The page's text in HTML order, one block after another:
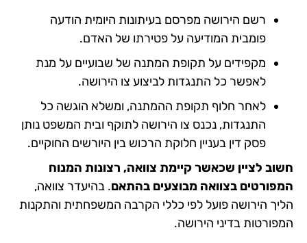
רשם הירושה מפרסם בעיתונות היומית הודעה
פומבית המודיעה על פטירתו של האדם.
מקפידים על תקופת המתנה של שבועיים על מנת
לאפשר כל התנגדות לביצוע צו הירושה.
לאחר חלוף תקופת ההמתנה, ומשלא הוגשה כל
התנגדות, נכנס צו הירושה לתוקף ובית המשפט נותן
פסק דין בעניין חלוקת הרכוש בין היורשים החוקיים.
חשוב לציין שכאשר קיימת צוואה, רצונות המנוח
המפורטים בצוואה מבוצעים בהתאם. בהיעדר צוואה,
הליך הירושה פועל לפי כללי הקרבה המשפחתית והתקנות
המפורטות בדיני הירושה.